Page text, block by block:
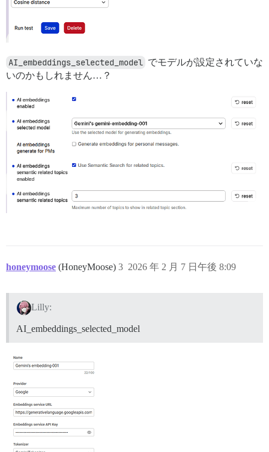
AI_embeddings_selected_model でモデルが設定されていな
いのかもしれません…？
honeymoose (HoneyMoose) 2026 年 2 月 7 日午後 8:09
3
Lilly:
AI_embeddings_selected_model